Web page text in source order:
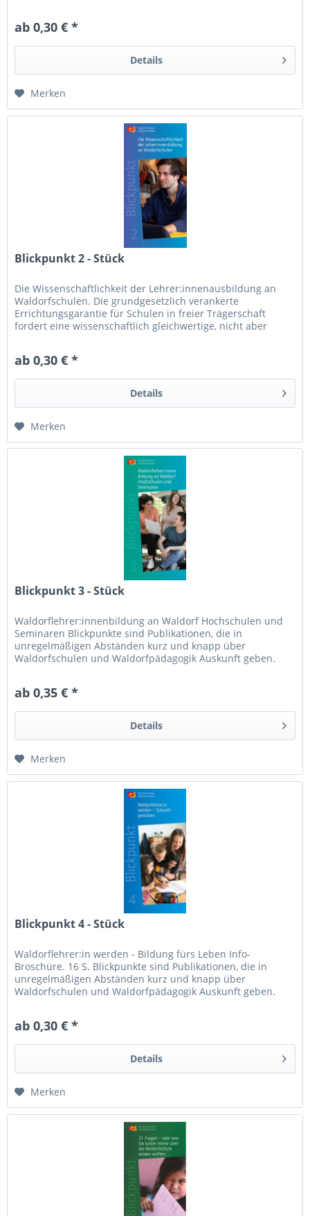
ab 0,30 € *
Details
Merken
Blickpunkt 2 - Stück
Die Wissenschaftlichkeit der Lehrer:innenausbildung an
Waldorfschulen. Die grundgesetzlich verankerte
Errichtungsgarantie für Schulen in freier Trägerschaft
fordert eine wissenschaftlich gleichwertige, nicht aber
ab 0,30 € *
Details
Merken
Blickpunkt 3 - Stück
Waldorflehrer:innenbildung an Waldorf Hochschulen und
Seminaren Blickpunkte sind Publikationen, die in
unregelmäßigen Abständen kurz und knapp über
Waldorfschulen und Waldorfpädagogik Auskunft geben.
ab 0,35 € *
Details
Merken
Blickpunkt 4 - Stück
Waldorflehrer:in werden - Bildung fürs Leben Info-
Broschüre. 16 S. Blickpunkte sind Publikationen, die in
unregelmäßigen Abständen kurz und knapp über
Waldorfschulen und Waldorfpädagogik Auskunft geben.
ab 0,30 € *
Details
Merken